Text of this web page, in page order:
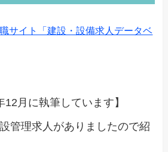
サイト「建設・設備求人データベ
12月に執筆しています】
管理求人がありましたので紹